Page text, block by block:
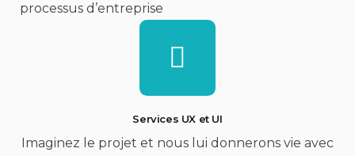
processus d’entreprise
Services UX et UI
Imaginez le projet et nous lui donnerons vie avec